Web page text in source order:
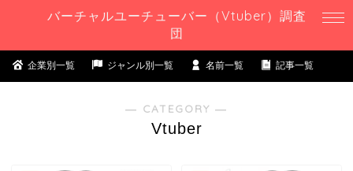
バーチャルユーチューバー（Vtuber）調査
団
企業別一覧 ジャンル別一覧 名前一覧 記事一覧
― CATEGORY ―
Vtuber